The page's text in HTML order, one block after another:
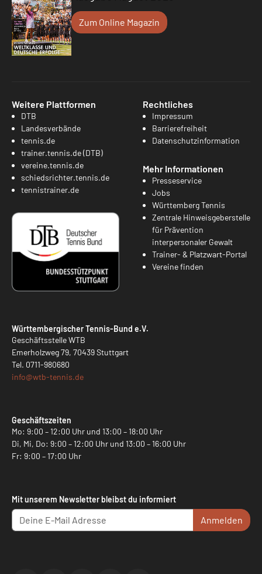
Zum Online Magazin
Weitere Plattformen
DTB
Landesverbände
tennis.de
trainer.tennis.de (DTB)
vereine.tennis.de
schiedsrichter.tennis.de
tennistrainer.de
Rechtliches
Impressum
Barrierefreiheit
Datenschutzinformation
Mehr Informationen
Presseservice
Jobs
Württemberg Tennis
Zentrale Hinweisgeberstelle
für Prävention
interpersonaler Gewalt
Trainer- & Platzwart-Portal
Vereine finden
Württembergischer Tennis-Bund e.V.
Geschäftsstelle WTB
Emerholzweg 79, 70439 Stuttgart
Tel. 0711-980680
info@wtb-tennis.de
Geschäftszeiten
Mo: 9:00 – 12:00 Uhr und 13:00 – 18:00 Uhr
Di, Mi, Do: 9:00 – 12:00 Uhr und 13:00 – 16:00 Uhr
Fr: 9:00 – 17:00 Uhr
Mit unserem Newsletter bleibst du informiert
Anmelden